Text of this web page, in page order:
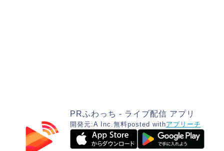
PRふわっち - ライブ配信 アプリ
開発元:A Inc. 無料posted withアプリーチ